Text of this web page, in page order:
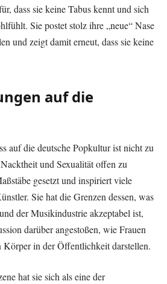
dass sie keine Tabus kennt und sich
Sie postet stolz ihre „neue“ Nase
und zeigt damit erneut, dass sie keine
auf die
auf die deutsche Popkultur ist nicht zu
und Sexualität offen zu
gesetzt und inspiriert viele
Sie hat die Grenzen dessen, was
der Musikindustrie akzeptabel ist,
darüber angestoßen, wie Frauen
Körper in der Öffentlichkeit darstellen.
hat sie sich als eine der